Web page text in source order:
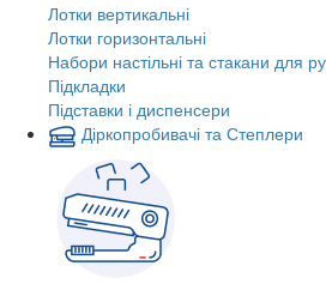
Лотки вертикальні
Лотки горизонтальні
Набори настільні та стакани для
Підкладки
Підставки і диспенсери
Діркопробивачі та Степлери